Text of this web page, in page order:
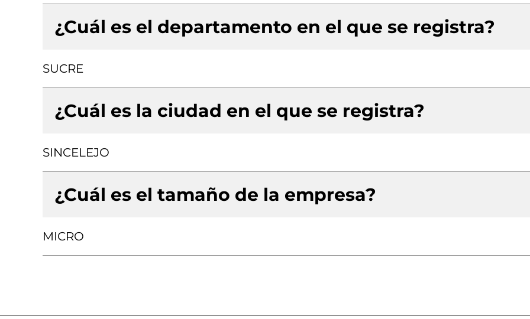
¿Cuál es el departamento en el que se registra?
SUCRE
¿Cuál es la ciudad en el que se registra?
SINCELEJO
¿Cuál es el tamaño de la empresa?
MICRO